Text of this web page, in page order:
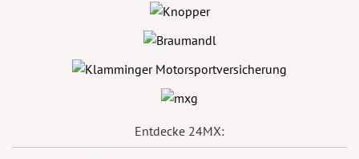
Entdecke 24MX: